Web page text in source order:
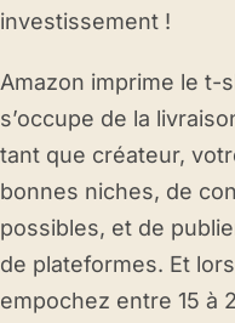
investissement !
Amazon imprime le t-
s’occupe de la
tant que créateur,
bonnes niches, de
possibles, et de
de plateformes. Et
empochez entre 15 à